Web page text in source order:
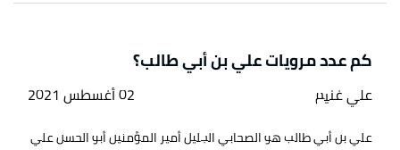
كم عدد مرويات علي بن أبي طالب؟
علي غنيم 02 أغسطس 2021
علي بن أبي طالب هو الصحابي الجليل أمير المؤمنين أبو الحسن علي